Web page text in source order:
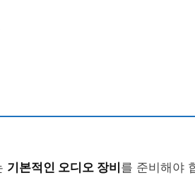
기본적인 오디오 장비 를 준비해야